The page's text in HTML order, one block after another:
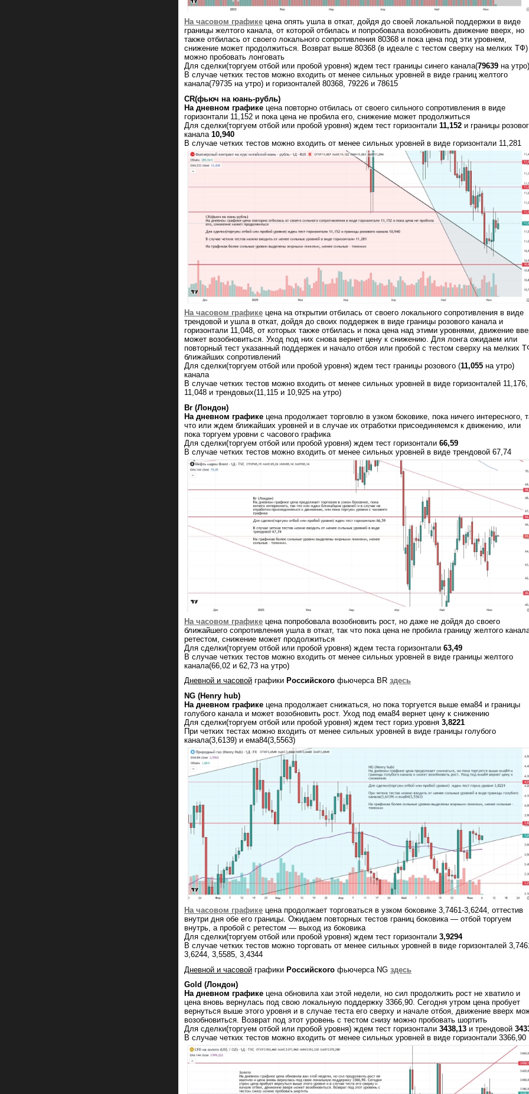
На часовом графике цена опять ушла в откат, дойдя до своей локальной поддержки в виде
границы желтого канала, от которой отбилась и попробовала возобновить движение вверх, но
также отбилась от своего локального сопротивления 80368 и пока цена под эти уровнем,
снижение может продолжиться. Возврат выше 80368 (в идеале с тестом сверху на мелких ТФ)
можно пробовать лонговать
Для сделки(торгуем отбой или пробой уровня) ждем тест границы синего канала(79639 на утро)
В случае четких тестов можно входить от менее сильных уровней в виде границ желтого
канала(79735 на утро) и горизонталей 80368, 79226 и 78615
CR(фьюч на юань-рубль)
На дневном графике цена повторно отбилась от своего сильного сопротивления в виде
горизонтали 11,152 и пока цена не пробила его, снижение может продолжиться
Для сделки(торгуем отбой или пробой уровня) ждем тест горизонтали 11,152 и границы
канала 10,940
В случае четких тестов можно входить от менее сильных уровней в виде горизонтали 11,281
На часовом графике цена на открытии отбилась от своего локального сопротивления в виде
трендовой и ушла в откат, дойдя до своих поддержек в виде границы розового канала и
горизонтали 11,048, от которых также отбилась и пока цена над этими уровнями, движение
может возобновиться. Уход под них снова вернет цену к снижению. Для лонга ожидаем или
повторный тест указанный поддержек и начало отбоя или пробой с тестом сверху на мелких
ближайших сопротивлений
Для сделки(торгуем отбой или пробой уровня) ждем тест границы розового (11,055 на утро)
канала
В случае четких тестов можно входить от менее сильных уровней в виде горизонталей 11,176,
11,048 и трендовых(11,115 и 10,925 на утро)
Br (Лондон)
На дневном графике цена продолжает торговлю в узком боковике, пока ничего интересного,
что или ждем ближайших уровней и в случае их отработки присоединяемся к движению, или
пока торгуем уровни с часового графика
Для сделки(торгуем отбой или пробой уровня) ждем тест горизонтали 66,59
В случае четких тестов можно входить от менее сильных уровней в виде трендовой 67,74
На часовом графике цена попробовала возобновить рост, но даже не дойдя до своего
ближайшего сопротивления ушла в откат, так что пока цена не пробила границу желтого
ретестом, снижение может продолжиться
Для сделки(торгуем отбой или пробой уровня) ждем теста горизонтали 63,49
В случае четких тестов можно входить от менее сильных уровней в виде границы желтого
канала(66,02 и 62,73 на утро)
Дневной и часовой графики Российского фьючерса BR здесь
NG (Henry hub)
На дневном графике цена продолжает снижаться, но пока торгуется выше ема84 и границы
голубого канала и может возобновить рост. Уход под ема84 вернет цену к снижению
Для сделки(торгуем отбой или пробой уровня) ждем тест гориз.уровня 3,8221
При четких тестах можно входить от менее сильных уровней в виде границы голубого
канала(3,6139) и ема84(3,5563)
На часовом графике цена продолжает торговаться в узком боковике 3,7461-3,6244, оттестив
внутри дня обе его границы. Ожидаем повторных тестов границ боковика — отбой торгуем
внутрь, а пробой с ретестом — выход из боковика
Для сделки(торгуем отбой или пробой уровня) ждем тест горизонтали 3,9294
В случае четких тестов можно торговать от менее сильных уровней в виде горизонталей
3,6244, 3,5585, 3,4344
Дневной и часовой графики Российского фьючерса NG здесь
Gold (Лондон)
На дневном графике цена обновила хаи этой недели, но сил продолжить рост не хватило и
цена вновь вернулась под свою локальную поддержку 3366,90. Сегодня утром цена пробует
вернуться выше этого уровня и в случае теста его сверху и начале отбоя, движение вверх
возобновиться. Возврат под этот уровень с тестом снизу можно пробовать шортить
Для сделки(торгуем отбой или пробой уровня) ждем тест горизонтали 3438,13 и трендовой
В случае четких тестов можно входить от менее сильных уровней в виде горизонтали 3366,90